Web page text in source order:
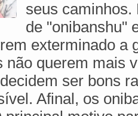
seus caminhos.
de "onibanshu"
exterminado a
não querem mais
ser bons
Afinal, os